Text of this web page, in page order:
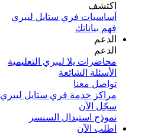
اكتشف​
أساسيات فري ستايل ليبري
فهم بياناتك
الدعم
الدعم
محاضرات يلا ليبري التعليمية
الأسئلة الشائعة
تواصل معنا
مراكز خدمة فري ستايل ليبري
سجّل الآن​
نموذج استبدال السنسر
اطلب الآن